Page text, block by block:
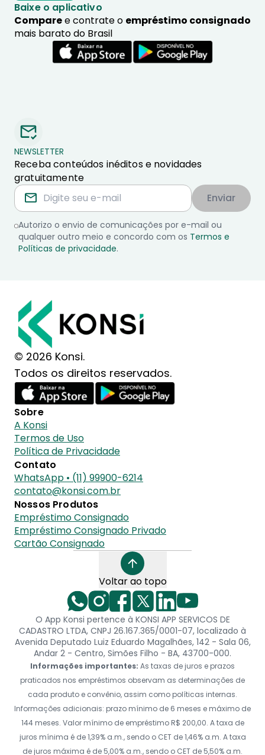
Baixe o aplicativo
Comparee contrate o empréstimo consignado
mais barato do Brasil
NEWSLETTER
Receba conteúdos inéditos e novidades
gratuitamente
Enviar
Autorizo o envio de comunicações por e-mail ou
qualquer outro meio e concordo com os Termos e
Políticas de privacidade.
© 2026 Konsi.
Todos os direitos reservados.
Sobre
A Konsi
Termos de Uso
Política de Privacidade
Contato
WhatsApp • (11) 99900-6214
contato@konsi.com.br
Nossos Produtos
Empréstimo Consignado
Empréstimo Consignado Privado
Cartão Consignado
Voltar ao topo
O App Konsi pertence à KONSI APP SERVICOS DE
CADASTRO LTDA, CNPJ 26.167.365/0001-07, localizado à
Avenida Deputado Luiz Eduardo Magalhães, 142 - Sala 06,
Andar 2 - Centro, Simões Filho - BA, 43700-000.
Informações importantes: As taxas de juros e prazos
praticados nos empréstimos observam as determinações de
cada produto e convênio, assim como políticas internas.
Informações adicionais: prazo mínimo de 6 meses e máximo de
144 meses. Valor mínimo de empréstimo R$ 200,00. A taxa de
juros mínima é de 1,39% a.m., sendo o CET de 1,46% a.m. A taxa
de juros máxima é de 5,00% a.m., sendo o CET de 5,50% a.m.